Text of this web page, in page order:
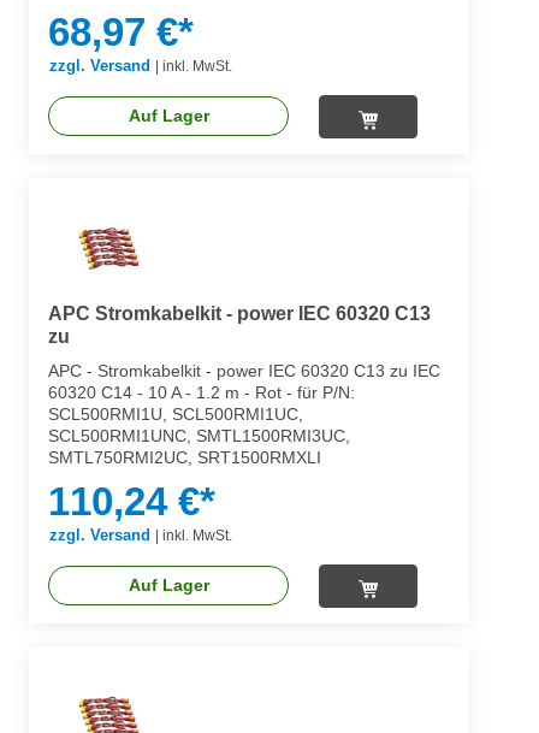
68,97 €*
zzgl. Versand inkl. MwSt.
Auf Lager
APC Stromkabelkit - power IEC 60320 C13
zu
APC - Stromkabelkit - power IEC 60320 C13 zu IEC
60320 C14 - 10 A - 1.2 m - Rot - für P/N:
SCL500RMI1U, SCL500RMI1UC,
SCL500RMI1UNC, SMTL1500RMI3UC,
SMTL750RMI2UC, SRT1500RMXLI
110,24 €*
zzgl. Versand inkl. MwSt.
Auf Lager